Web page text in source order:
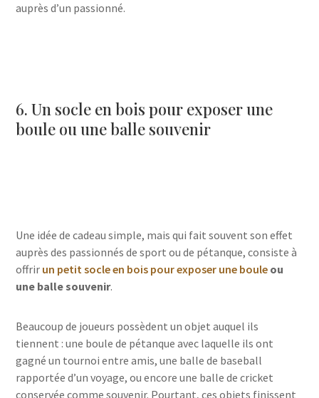
auprès d’un passionné.
6. Un socle en bois pour exposer une
boule ou une balle souvenir
Une idée de cadeau simple, mais qui fait souvent son effet
auprès des passionnés de sport ou de pétanque, consiste à
offrir un petit socle en bois pour exposer une boule ou
une balle souvenir.
Beaucoup de joueurs possèdent un objet auquel ils
tiennent : une boule de pétanque avec laquelle ils ont
gagné un tournoi entre amis, une balle de baseball
rapportée d’un voyage, ou encore une balle de cricket
conservée comme souvenir. Pourtant, ces objets finissent